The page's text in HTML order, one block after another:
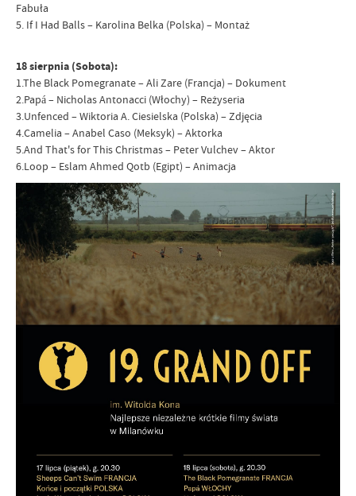
Fabuła
5. If I Had Balls – Karolina Belka (Polska) – Montaż
18 sierpnia (Sobota):
1.The Black Pomegranate – Ali Zare (Francja) – Dokument
2.Papá – Nicholas Antonacci (Włochy) – Reżyseria
3.Unfenced – Wiktoria A. Ciesielska (Polska) – Zdjęcia
4.Camelia – Anabel Caso (Meksyk) – Aktorka
5.And That's for This Christmas – Peter Vulchev – Aktor
6.Loop – Eslam Ahmed Qotb (Egipt) – Animacja